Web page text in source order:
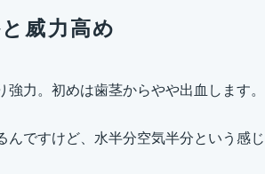
威力高め
強力。初めは歯茎からやや出血します。
んですけど、水半分空気半分という感じ